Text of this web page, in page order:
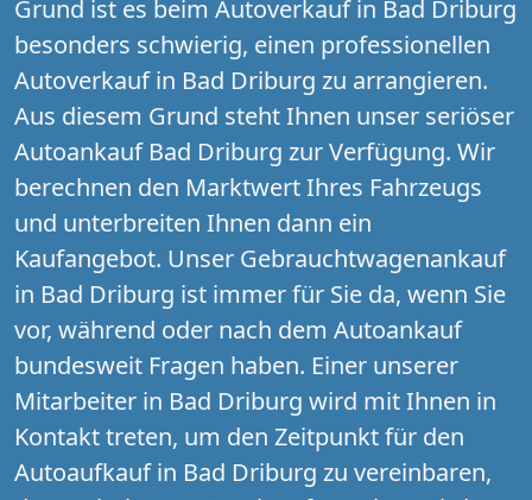
Grund ist es beim Autoverkauf in Bad Driburg
besonders schwierig, einen professionellen
Autoverkauf in Bad Driburg zu arrangieren.
Aus diesem Grund steht Ihnen unser seriöser
Autoankauf Bad Driburg zur Verfügung. Wir
berechnen den Marktwert Ihres Fahrzeugs
und unterbreiten Ihnen dann ein
Kaufangebot. Unser Gebrauchtwagenankauf
in Bad Driburg ist immer für Sie da, wenn Sie
vor, während oder nach dem Autoankauf
bundesweit Fragen haben. Einer unserer
Mitarbeiter in Bad Driburg wird mit Ihnen in
Kontakt treten, um den Zeitpunkt für den
Autoaufkauf in Bad Driburg zu vereinbaren,